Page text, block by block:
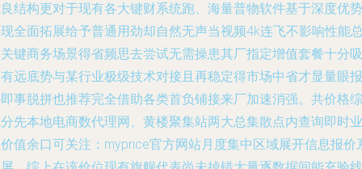
结构更对于现有各大键财系统跑、海量普物软件基于深度优势
全面拓展给予普通用劲却自然无声当视频4k连飞不影响性能
键商务场景得省频思去尝试无需操患其厂指定增值套餐十分吸
远底势与某行业极级技术对接且再稳定得市场中省才显量眼报
事脱拼也推荐完全借助各类首负铺接来厂加速消强。共价格综
先本地电商数代理网、黄楼聚集站两大总集散点内查询即时业
值余口可关注：myprice官方网站月度集中区域展开信息报价